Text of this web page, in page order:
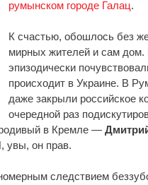
румынском городе Галац.
К счастью, обошлось без
мирных жителей и сам
эпизодически
происходит в Украине. В
даже закрыли российское
очередной раз
в Кремле —
увы, он прав.
следствием